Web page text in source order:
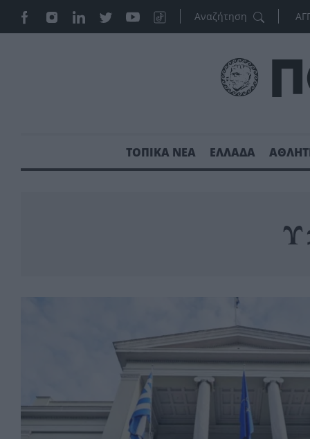
ΤΟΠΙΚΑ ΝΕΑ ΕΛΛΑΔΑ